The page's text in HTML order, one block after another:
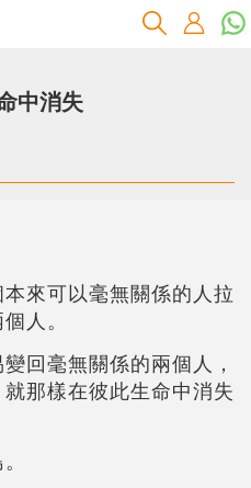
中消失
來可以毫無關係的人拉
人。
回毫無關係的兩個人，
那樣在彼此生命中消失